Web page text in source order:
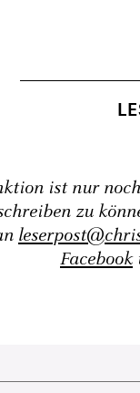
ist nur
zu
Facebook